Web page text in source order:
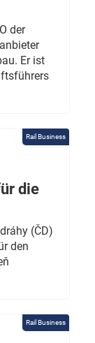
der
Er ist
Rail Business
die
(ČD)
den
Rail Business